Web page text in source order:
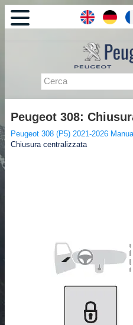
Peugeot 308:
Peugeot 308 (P5) 2021-2026
Chiusura centralizzata